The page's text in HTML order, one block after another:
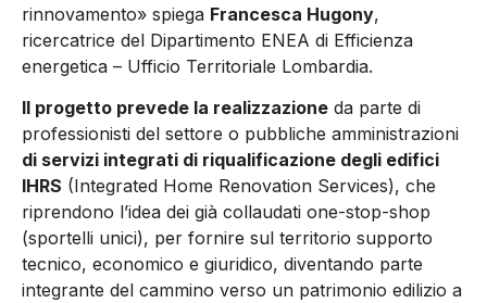
rinnovamento» spiega Francesca Hugony,
ricercatrice del Dipartimento ENEA di Efficienza
energetica – Ufficio Territoriale Lombardia.
Il progetto prevede la realizzazione da parte di
professionisti del settore o pubbliche amministrazioni
di servizi integrati di riqualificazione degli edifici
IHRS (Integrated Home Renovation Services), che
riprendono l’idea dei già collaudati one-stop-shop
(sportelli unici), per fornire sul territorio supporto
tecnico, economico e giuridico, diventando parte
integrante del cammino verso un patrimonio edilizio a